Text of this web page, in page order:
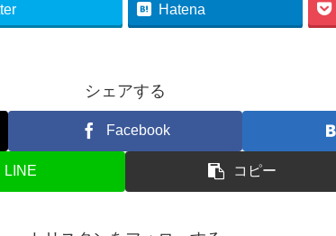
Hatena
シェアする
Facebook
LINE コピー